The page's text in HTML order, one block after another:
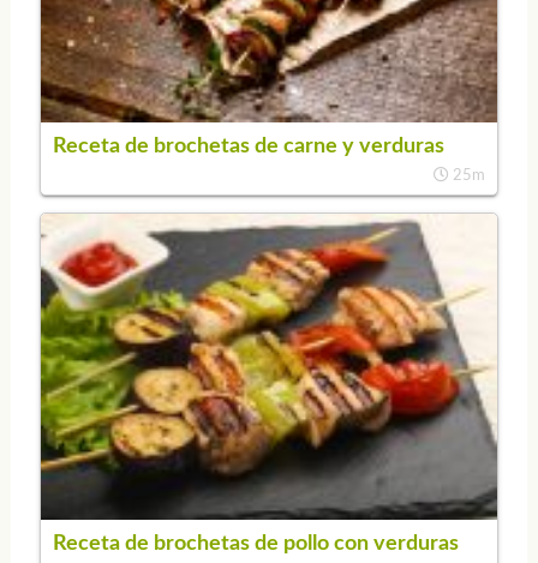
Receta de brochetas de carne y verduras
25m
Receta de brochetas de pollo con verduras